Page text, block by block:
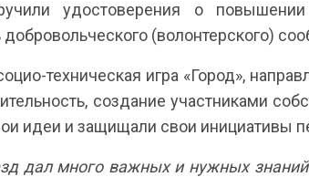
удостоверения о
(волонтерского)
техническая игра «Город»,
создание участниками
идеи и защищали свои инициативы
дал много важных и нужных